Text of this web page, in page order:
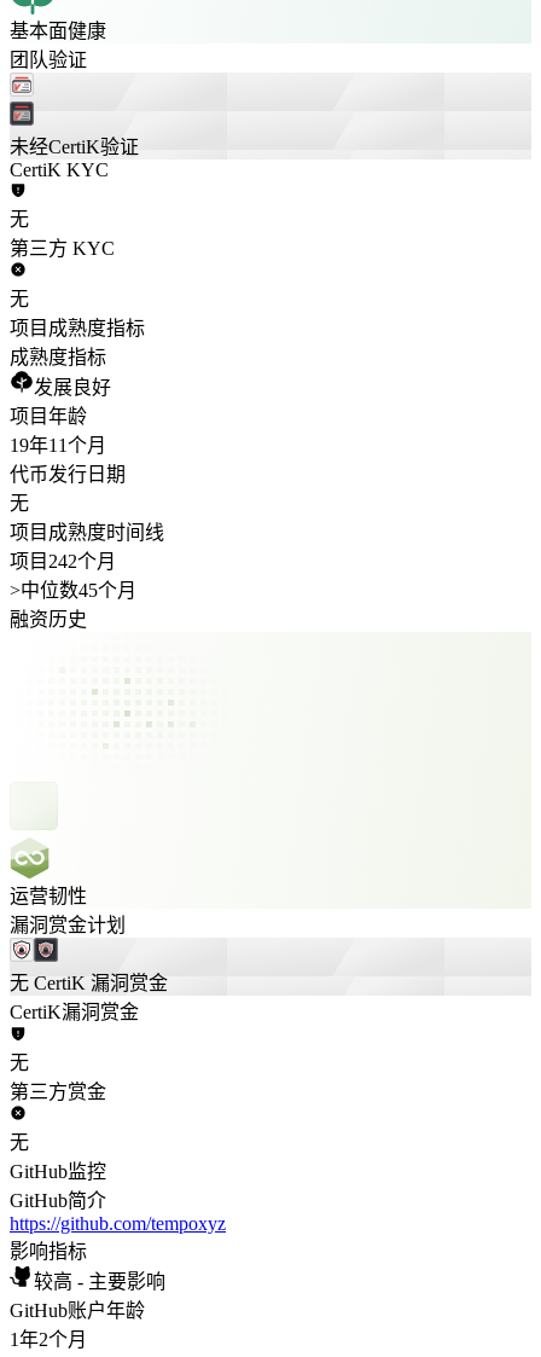
基本面健康
团队验证
未经CertiK验证
CertiK KYC
无
第三方 KYC
无
项目成熟度指标
成熟度指标
发展良好
项目年龄
19年11个月
代币发行日期
无
项目成熟度时间线
项目242个月
>中位数45个月
融资历史
运营韧性
漏洞赏金计划
无 CertiK 漏洞赏金
CertiK漏洞赏金
无
第三方赏金
无
GitHub监控
GitHub简介
https://github.com/tempoxyz
影响指标
较高 - 主要影响
GitHub账户年龄
1年2个月